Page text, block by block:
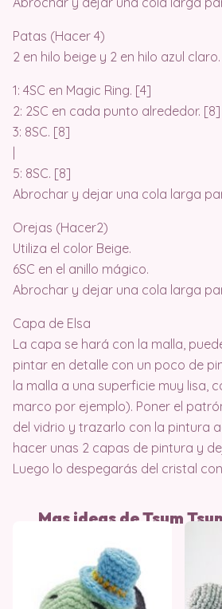
Patas (Hacer 4)
2 en hilo beige y 2 en hilo azul claro.
1: 4SC en Magic Ring. [4]
2: 2SC en cada punto alrededor. [8]
3: 8SC. [8]
5: 8SC. [8]
Abrochar y dejar una cola larga
Orejas (Hacer2)
Utiliza el color Beige.
6SC en el anillo mágico.
Abrochar y dejar una cola larga
Capa de Elsa
La capa se hará con la malla,
pintar en detalle con un poco de
la malla a una superficie muy lisa,
marco por ejemplo). Poner el
del vidrio y trazarlo con la pintura
hacer unas 2 capas de pintura y
Luego lo despegarás del cristal
Mas ideas de Tsum